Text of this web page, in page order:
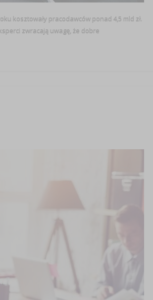
kosztowały pracodawców ponad 4,5 mld zł.
zwracają uwagę, że dobre